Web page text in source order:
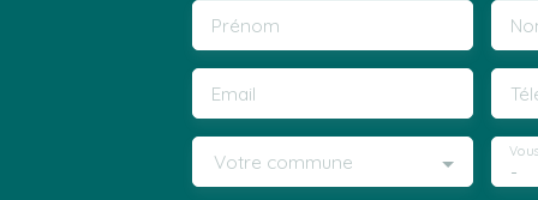
Prénom
Email
Votre commune -